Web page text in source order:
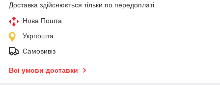
Доставка здійснюється тільки по передоплаті.
Нова Пошта
Укрпошта
Самовивіз
Всі умови доставки